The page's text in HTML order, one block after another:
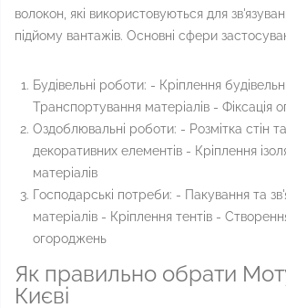
волокон, які використовуються для
підйому вантажів. Основні сфери
Будівельні роботи: - Кріплення
Транспортування матеріалів - Фіксація
Оздоблювальні роботи: - Розмітка стін
декоративних елементів - Кріплення
матеріалів
Господарські потреби: - Пакування та
матеріалів - Кріплення тентів -
огороджень
Як правильно обрати
Києві